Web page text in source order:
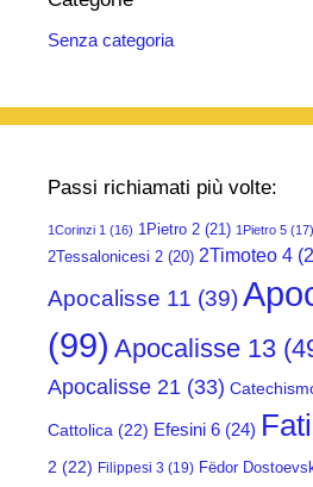
Senza categoria
Passi richiamati più volte:
1Corinzi 1 (16) 1Pietro 2 (21) 1Pietro 5 (17)
2Tessalonicesi 2 (20) 2Timoteo 4
Apocalisse 11 (39)
(99) Apocalisse 13
Apocalisse 21 (33)
Cattolica (22) Efesini 6 (24)
2 (22) Filippesi 3 (19) Fëdor